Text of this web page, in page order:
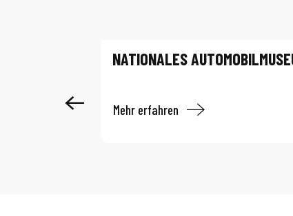
NATIONALES
Mehr erfahren